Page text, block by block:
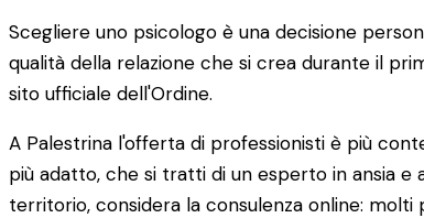
Scegliere uno psicologo è una decisione
qualità della relazione che si crea durante il
sito ufficiale dell'Ordine.
A Palestrina l'offerta di professionisti è più
più adatto, che si tratti di un esperto in ansia e
territorio, considera la consulenza online: